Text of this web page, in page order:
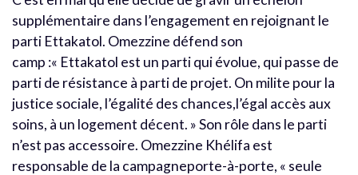
supplémentaire dans l’engagement en rejoignant le
parti Ettakatol. Omezzine défend son
camp :« Ettakatol est un parti qui évolue, qui passe de
parti de résistance à parti de projet. On milite pour la
justice sociale, l’égalité des chances,l’égal accès aux
soins, à un logement décent. » Son rôle dans le parti
n’est pas accessoire. Omezzine Khélifa est
responsable de la campagneporte-à-porte, « seule